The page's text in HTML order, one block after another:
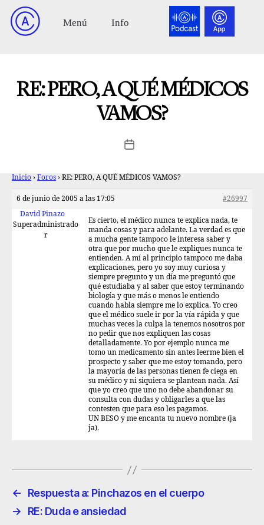
RE: PERO, A QUÉ MÉDICOS
VAMOS?
Inicio › Foros › RE: PERO, A QUÉ MÉDICOS VAMOS?
6 de junio de 2005 a las 17:05
#26997
David Pinazo
Superadministrado
r
Es cierto, el médico nunca te explica nada, te
manda cosas y para adelante. La verdad es que
a mucha gente tampoco le interesa saber y
otra que por mucho que le expliques nunca te
entienden. A mí al principio tampoco me daba
explicaciones, pero yo soy muy curiosa y
siempre pregunto y un día me preguntó que
qué estudiaba y al saber que estoy terminando
biología y que más o menos le entiendo
cuando habla siempre me lo explica. Yo creo
que el médico suele ir por la vía rápida y que
muchas veces la culpa la tenemos nosotros por
no pedir que nos expliquen las cosas
detalladamente. Yo por ejemplo nunca me
tomo un medicamento sin antes leerme bien el
prospecto y saber que me estoy tomando, pero
la mayoría de las personas tienen fe ciega en
su médico y ni siquiera se plantean nada. Así
que yo creo que uno no debe abandonar su
consulta con dudas y obligarles a que las
contesten que para eso les pagamos.
UN BESO y me encanta tu nuevo nombre (ja
ja).
←
Respuesta a: Pinchazos en el cuerpo
→
RE: Duda e ansiedad